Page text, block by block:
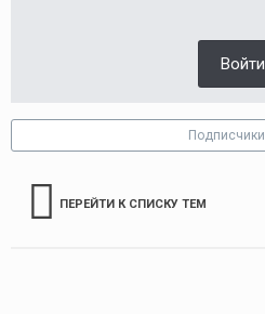
Войти
Подписчики
ПЕРЕЙТИ К СПИСКУ ТЕМ